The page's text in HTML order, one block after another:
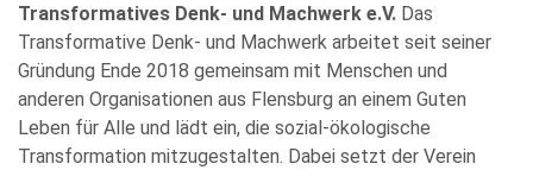
Transformatives Denk- und Machwerk e.V. Das
Transformative Denk- und Machwerk arbeitet seit seiner
Gründung Ende 2018 gemeinsam mit Menschen und
anderen Organisationen aus Flensburg an einem Guten
Leben für Alle und lädt ein, die sozial-ökologische
Transformation mitzugestalten. Dabei setzt der Verein